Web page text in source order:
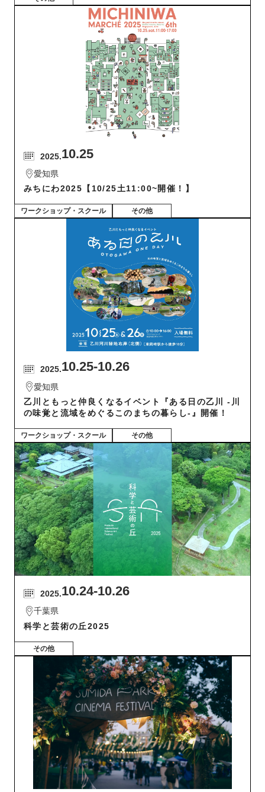
2025.10.25
愛知県
みちにわ2025【10/25土11:00~開催！】
ワークショップ・スクール その他
2025.10.25-10.26
愛知県
乙川ともっと仲良くなるイベント『ある日の乙川 -川
の味覚と流域をめぐるこのまちの暮らし-』開催！
ワークショップ・スクール その他
2025.10.24-10.26
千葉県
科学と芸術の丘2025
その他